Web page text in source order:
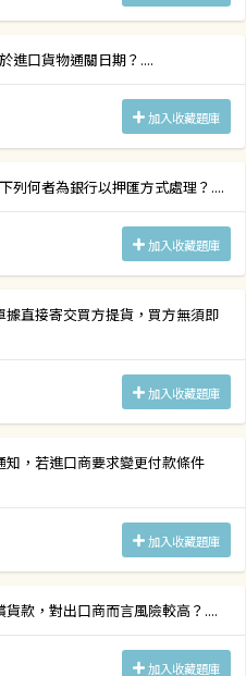
進口貨物通關日期？....
加入收藏題庫
列何者為銀行以押匯方式處理？....
加入收藏題庫
直接寄交買方提貨，買方無須即
加入收藏題庫
，若進口商要求變更付款條件
加入收藏題庫
款，對出口商而言風險較高？....
加入收藏題庫